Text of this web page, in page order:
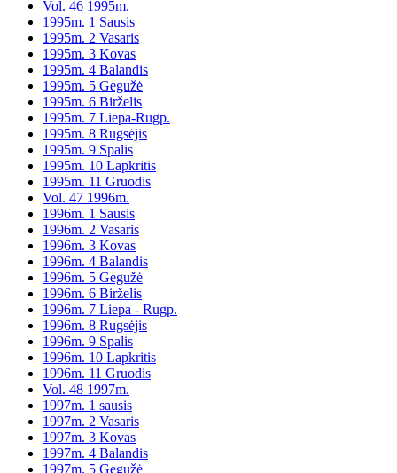
Vol. 46 1995m.
1995m. 1 Sausis
1995m. 2 Vasaris
1995m. 3 Kovas
1995m. 4 Balandis
1995m. 5 Gegužė
1995m. 6 Birželis
1995m. 7 Liepa-Rugp.
1995m. 8 Rugsėjis
1995m. 9 Spalis
1995m. 10 Lapkritis
1995m. 11 Gruodis
Vol. 47 1996m.
1996m. 1 Sausis
1996m. 2 Vasaris
1996m. 3 Kovas
1996m. 4 Balandis
1996m. 5 Gegužė
1996m. 6 Birželis
1996m. 7 Liepa - Rugp.
1996m. 8 Rugsėjis
1996m. 9 Spalis
1996m. 10 Lapkritis
1996m. 11 Gruodis
Vol. 48 1997m.
1997m. 1 sausis
1997m. 2 Vasaris
1997m. 3 Kovas
1997m. 4 Balandis
1997m. 5 Gegužė